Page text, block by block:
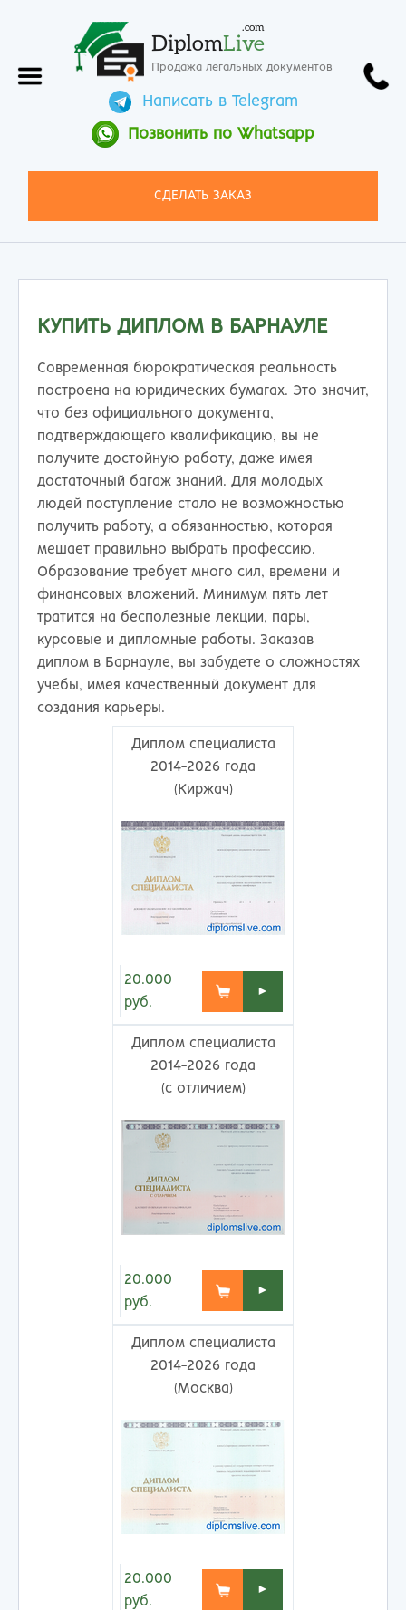
DiplomLive
.com
Продажа легальных документов
Написать в Telegram
Позвонить по Whatsapp
СДЕЛАТЬ ЗАКАЗ
КУПИТЬ ДИПЛОМ В БАРНАУЛЕ
Современная бюрократическая реальность
построена на юридических бумагах. Это значит,
что без официального документа,
подтверждающего квалификацию, вы не
получите достойную работу, даже имея
достаточный багаж знаний. Для молодых
людей поступление стало не возможностью
получить работу, а обязанностью, которая
мешает правильно выбрать профессию.
Образование требует много сил, времени и
финансовых вложений. Минимум пять лет
тратится на бесполезные лекции, пары,
курсовые и дипломные работы. Заказав
диплом в Барнауле, вы забудете о сложностях
учебы, имея качественный документ для
создания карьеры.
Диплом специалиста
2014-2026 года
(Киржач)
20.000
руб.
►
Диплом специалиста
2014-2026 года
(с отличием)
20.000
руб.
►
Диплом специалиста
2014-2026 года
(Москва)
20.000
руб.
►